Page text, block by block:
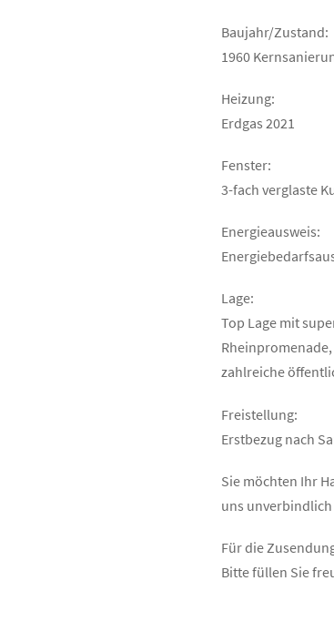
Baujahr/Zustand:
1960
Heizung:
Erdgas 2021
Fenster:
3-fach verglaste
Energieausweis:
Lage:
Top Lage mit
zahlreiche
Freistellung:
Erstbezug nach
Sie möchten Ihr
uns
Für die
Bitte füllen Sie